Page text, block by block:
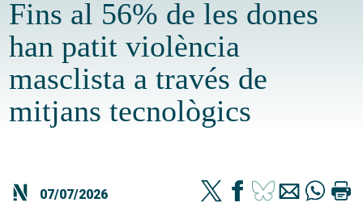
Fins al 56% de les dones
han patit violència
masclista a través de
mitjans tecnològics
07/07/2026